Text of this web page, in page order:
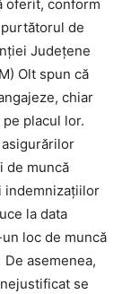
oferit, conform
de
Judeţene
Olt spun că
chiar
placul lor.
de muncă
indemnizaţiilor
la data
loc de muncă
asemenea,
se